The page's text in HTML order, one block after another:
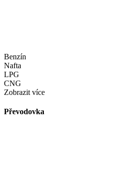
Benzín
Nafta
LPG
CNG
Zobrazit více
Převodovka